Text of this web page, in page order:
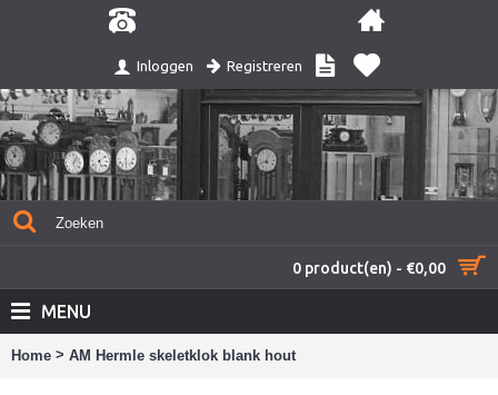
Inloggen Registreren
0 product(en) - €0,00
MENU
Home > AM Hermle skeletklok blank hout